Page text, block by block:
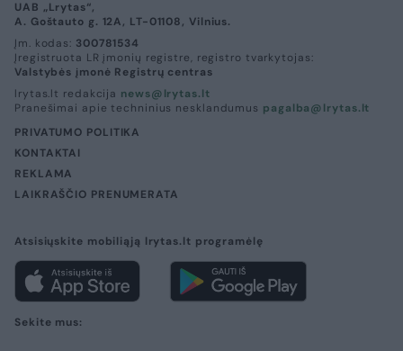
UAB „Lrytas“,
A. Goštauto g. 12A, LT-01108, Vilnius.
Įm. kodas: 300781534
Įregistruota LR įmonių registre, registro tvarkytojas:
Valstybės įmonė Registrų centras
lrytas.lt redakcija news@lrytas.lt
Pranešimai apie techninius nesklandumus pagalba@lrytas.lt
PRIVATUMO POLITIKA
KONTAKTAI
REKLAMA
LAIKRAŠČIO PRENUMERATA
Atsisiųskite mobiliąją lrytas.lt programėlę
Sekite mus: